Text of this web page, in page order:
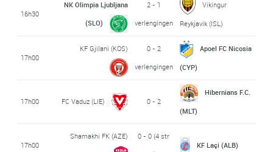
16h30
NK Olimpia Ljubljana
(SLO)
2 - 1
verlengingen
Vikingur
Reykjavik (ISL)
17h00
KF Gjilani (KOS)
0 - 2
verlengingen
Apoel FC Nicosia
(CYP)
17h00 FC Vaduz (LIE) 0 - 2
Hibernians F.C.
(MLT)
17h00
Shamakhi FK (AZE)
0 - 0 (4 str
KF Laçi (ALB)